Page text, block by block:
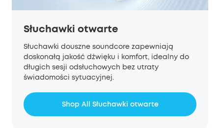
Słuchawki otwarte
Słuchawki douszne soundcore zapewniają
doskonałą jakość dźwięku i komfort, idealny do
długich sesji odsłuchowych bez utraty
świadomości sytuacyjnej.
Shop All Słuchawki otwarte